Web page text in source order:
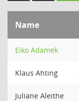
Name
Eiko Adamek
Klaus Ahting
Juliane Aleithe